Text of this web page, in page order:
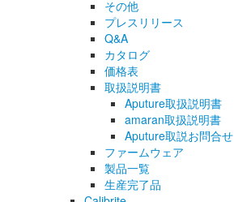
その他
プレスリリース
Q&A
カタログ
価格表
取扱説明書
Aputure取扱説明書
amaran取扱説明書
Aputure取説お問合せ
ファームウェア
製品一覧
生産完了品